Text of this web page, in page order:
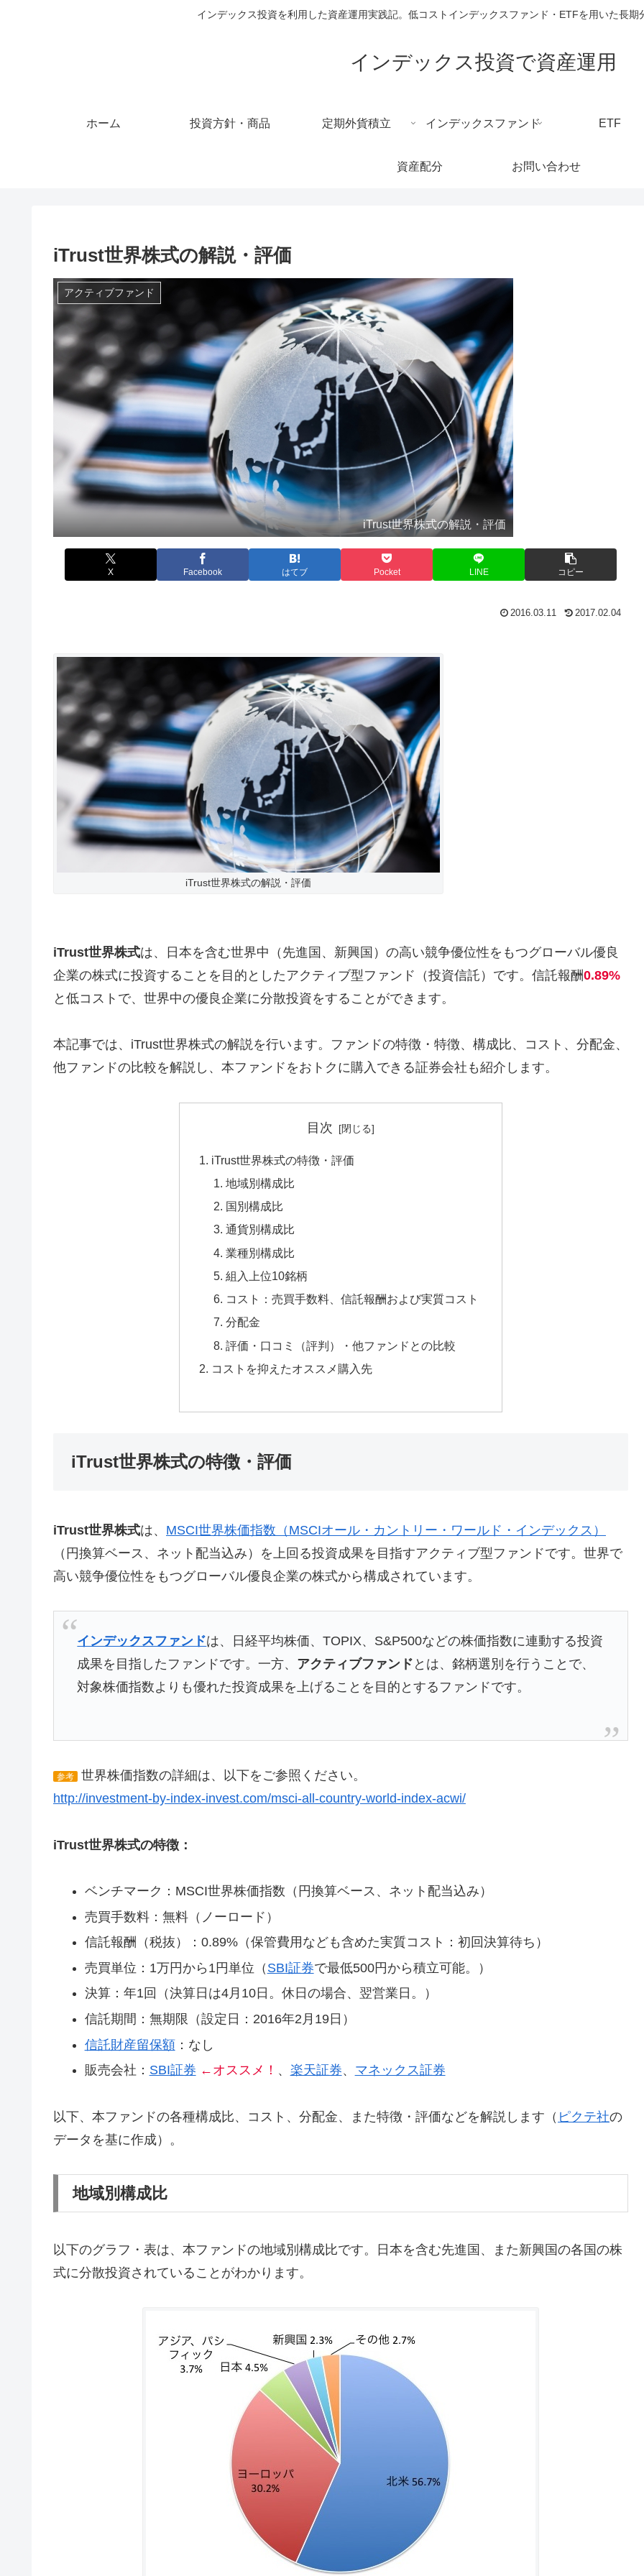
インデックス投資を利用した資産運用実践記。低コストインデックスファンド・ETFを用いた長期
インデックス投資で資産運用
ホーム 投資方針・商品 定期外貨積立 インデックスファンド ETF
資産配分 お問い合わせ
iTrust世界株式の解説・評価
アクティブファンド
iTrust世界株式の解説・評価
X Facebook はてブ Pocket LINE コピー
2016.03.11 2017.02.04
iTrust世界株式の解説・評価
iTrust世界株式は、日本を含む世界中（先進国、新興国）の高い競争優位性をもつグローバル優良
企業の株式に投資することを目的としたアクティブ型ファンド（投資信託）です。信託報酬0.89%
と低コストで、世界中の優良企業に分散投資をすることができます。
本記事では、iTrust世界株式の解説を行います。ファンドの特徴・特徴、構成比、コスト、分配金、
他ファンドの比較を解説し、本ファンドをおトクに購入できる証券会社も紹介します。
目次
iTrust世界株式の特徴・評価
地域別構成比
国別構成比
通貨別構成比
業種別構成比
組入上位10銘柄
コスト：売買手数料、信託報酬および実質コスト
分配金
評価・口コミ（評判）・他ファンドとの比較
コストを抑えたオススメ購入先
iTrust世界株式の特徴・評価
iTrust世界株式は、 MSCI世界株価指数（MSCIオール・カントリー・ワールド・インデックス）
（円換算ベース、ネット配当込み）を上回る投資成果を目指すアクティブ型ファンドです。世界で
高い競争優位性をもつグローバル優良企業の株式から構成されています。
インデックスファンドは、日経平均株価、TOPIX、S&P500などの株価指数に連動する投資
成果を目指したファンドです。一方、 アクティブファンド とは、銘柄選別を行うことで、
対象株価指数よりも優れた投資成果を上げることを目的とするファンドです。
参考
世界株価指数の詳細は、以下をご参照ください。
http://investment-by-index-invest.com/msci-all-country-world-index-acwi/
iTrust世界株式の特徴：
ベンチマーク：MSCI世界株価指数（円換算ベース、ネット配当込み）
売買手数料：無料（ノーロード）
信託報酬（税抜）：0.89%（保管費用なども含めた実質コスト：初回決算待ち）
売買単位：1万円から1円単位（ SBI証券で最低500円から積立可能。）
決算：年1回（決算日は4月10日。休日の場合、翌営業日。）
信託期間：無期限（設定日：2016年2月19日）
信託財産留保額：なし
販売会社： SBI証券 ←オススメ！ 、 楽天証券、 マネックス証券
以下、本ファンドの各種構成比、コスト、分配金、また特徴・評価などを解説します（ ピクテ社の
データを基に作成）。
地域別構成比
以下のグラフ・表は、本ファンドの地域別構成比です。日本を含む先進国、また新興国の各国の株
式に分散投資されていることがわかります。